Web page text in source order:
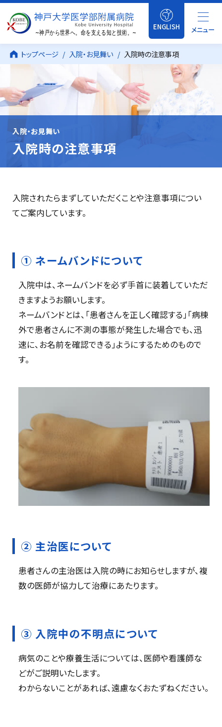
ENGLISH メニュー
トップページ 入院・お見舞い 入院時の注意事項
入院・お見舞い
入院時の注意事項
入院されたらまずしていただくことや注意事項につい
てご案内しています。
① ネームバンドについて
入院中は、ネームバンドを必ず手首に装着していただ
きますようお願いします。
ネームバンドとは、「患者さんを正しく確認する」「病棟
外で患者さんに不測の事態が発生した場合でも、迅
速に、お名前を確認できる」ようにするためのもので
す。
② 主治医について
患者さんの主治医は入院の時にお知らせしますが、複
数の医師が協力して治療にあたります。
③ 入院中の不明点について
病気のことや療養生活については、医師や看護師な
どがご説明いたします。
わからないことがあれば、遠慮なくおたずねください。